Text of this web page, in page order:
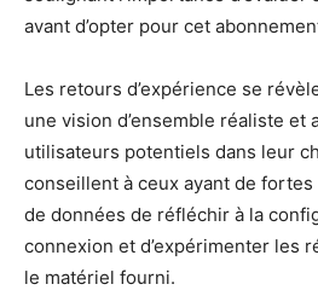
avant d’opter pour cet
Les retours d’expérience se
une vision d’ensemble réaliste et
utilisateurs potentiels dans leur
conseillent à ceux ayant de
de données de réfléchir à la
connexion et d’expérimenter les
le matériel fourni.